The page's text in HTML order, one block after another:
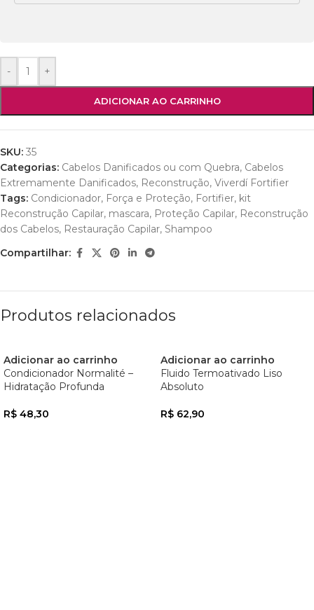
- +
ADICIONAR AO CARRINHO
SKU: 35
Categorias: Cabelos Danificados ou com Quebra, Cabelos
Extremamente Danificados, Reconstrução, Viverdí Fortifier
Tags: Condicionador, Força e Proteção, Fortifier, kit
Reconstrução Capilar, mascara, Proteção Capilar, Reconstrução
dos Cabelos, Restauração Capilar, Shampoo
Compartilhar:
Produtos relacionados
Adicionar ao carrinho
Condicionador Normalité –
Hidratação Profunda
R$ 48,30
Adicionar ao carrinho
Fluido Termoativado Liso
Absoluto
R$ 62,90